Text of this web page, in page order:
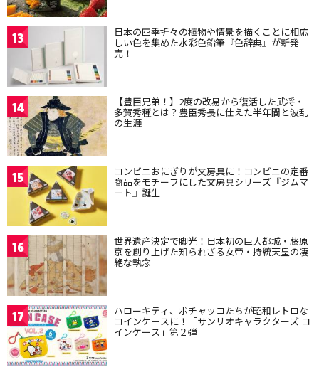
13 日本の四季折々の植物や情景を描くことに相応
しい色を集めた水彩色鉛筆『色辞典』が新発
売！
14 【豊臣兄弟！】2度の改易から復活した武将・
多賀秀種とは？豊臣秀長に仕えた半年間と波乱
の生涯
15 コンビニおにぎりが文房具に！コンビニの定番
商品をモチーフにした文房具シリーズ『ジムマ
ート』誕生
16 世界遺産決定で脚光！日本初の巨大都城・藤原
京を創り上げた知られざる女帝・持統天皇の凄
絶な執念
17 ハローキティ、ポチャッコたちが昭和レトロな
コインケースに！「サンリオキャラクターズ コ
インケース」第２弾